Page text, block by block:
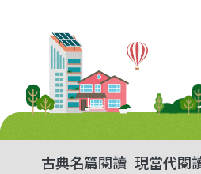
古典名篇閱讀 現當代閱